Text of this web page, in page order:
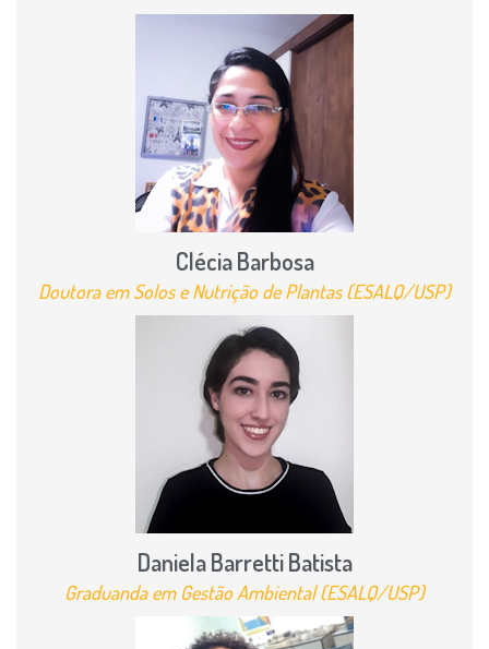
Clécia Barbosa
Doutora em Solos e Nutrição de Plantas (ESALQ/USP)
Daniela Barretti Batista
Graduanda em Gestão Ambiental (ESALQ/USP)